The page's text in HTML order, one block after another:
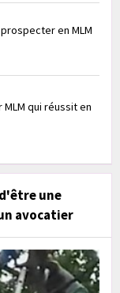
en MLM
qui réussit en
une
avocatier